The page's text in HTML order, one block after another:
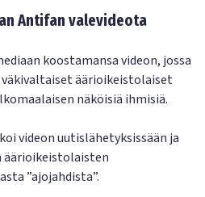
Antifan valevideota
koostamansa videon, jossa
äärioikeistolaiset
näköisiä ihmisiä.
videon uutislähetyksissään ja
äärioikeistolaisten
”ajojahdista”.